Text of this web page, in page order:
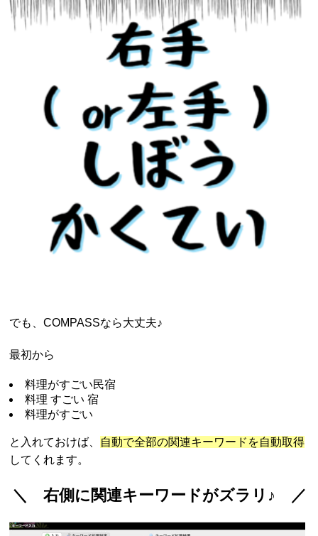
でも、COMPASSなら大丈夫♪
最初から
料理がすごい民宿
料理 すごい 宿
料理がすごい
と入れておけば、 自動で全部の関連キーワードを自動取得
してくれます。
＼ 右側に関連キーワードがズラリ♪ ／